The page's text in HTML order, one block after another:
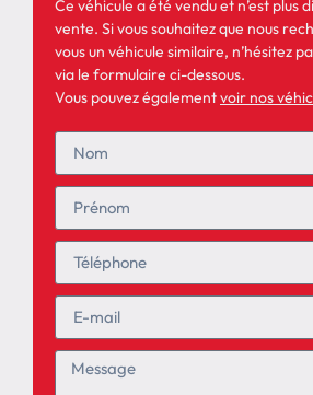
Ce véhicule a été vendu et n’est plus
vente. Si vous souhaitez que nous
vous un véhicule similaire, n’hésitez
via le formulaire ci-dessous.
Vous pouvez égalementvoir nos